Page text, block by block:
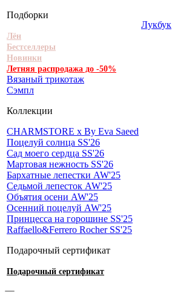
Подборки
Лён
Бестселлеры
Новинки
Летняя распродажа до -50%
Вязаный трикотаж
Сэмпл
Коллекции
CHARMSTORE х By Eva Saeed
Поцелуй солнца SS'26
Сад моего сердца SS'26
Мартовая нежность SS'26
Бархатные лепестки AW'25
Седьмой лепесток AW'25
Объятия осени AW'25
Осенний поцелуй AW'25
Принцесса на горошине SS'25
Raffaello&Ferrero Rocher SS'25
Подарочный сертификат
Подарочный сертификат
Лукбук